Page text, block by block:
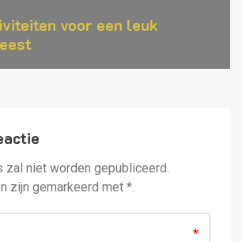
voor een leuk
zal niet worden gepubliceerd.
zijn gemarkeerd met *.
*